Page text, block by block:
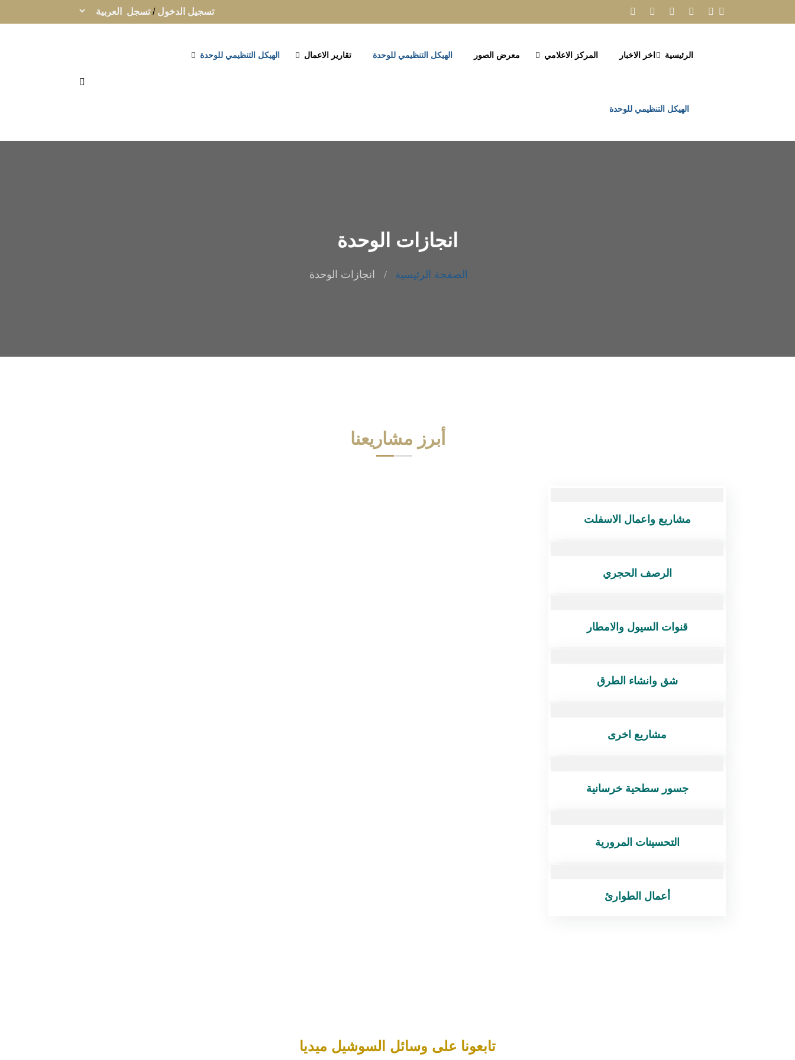
تسجيل الدخول / تسجل
الرئيسية اخر الاخبار المركز الاعلامي معرض الصور الهيكل التنظيمي للوحدة تقارير الاعمال الهيكل التنظيمي للوحدة
الهيكل التنظيمي للوحدة
انجازات الوحدة
الصفحة الرئيسية انجازات الوحدة
أبرز مشاريعنا
مشاريع واعمال الاسفلت
الرصف الحجري
قنوات السيول والامطار
شق وانشاء الطرق
مشاريع اخرى
جسور سطحية خرسانية
التحسينات المرورية
أعمال الطوارئ
تابعونا على وسائل السوشيل ميديا